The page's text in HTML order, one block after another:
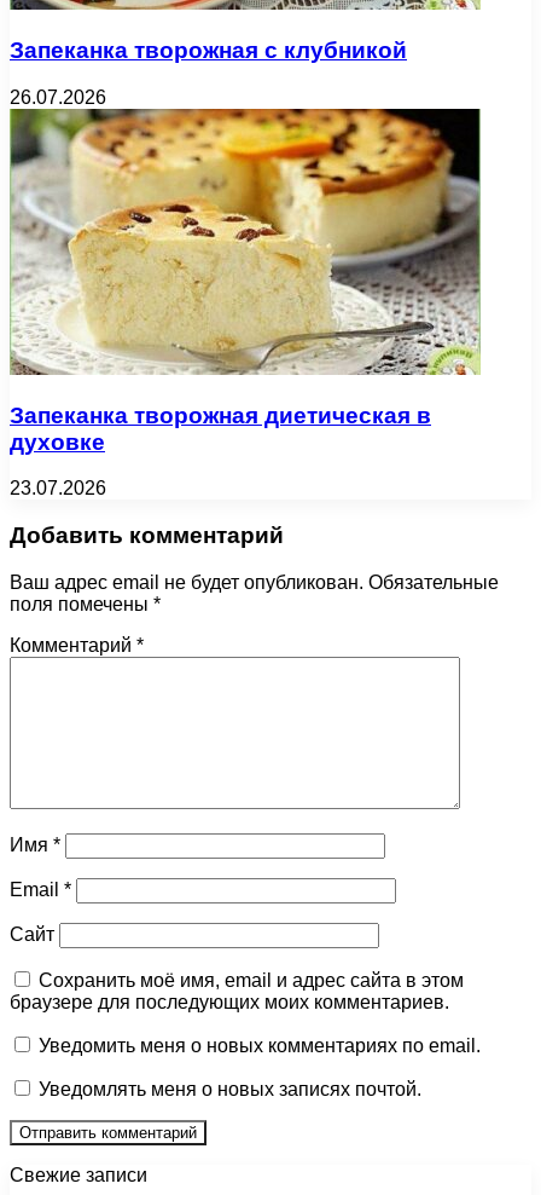
Запеканка творожная с клубникой
26.07.2026
Запеканка творожная диетическая в
духовке
23.07.2026
Добавить комментарий
Ваш адрес email не будет опубликован. Обязательные
поля помечены *
Комментарий *
Имя *
Email *
Сайт
Сохранить моё имя, email и адрес сайта в этом
браузере для последующих моих комментариев.
Уведомить меня о новых комментариях по email.
Уведомлять меня о новых записях почтой.
Свежие записи